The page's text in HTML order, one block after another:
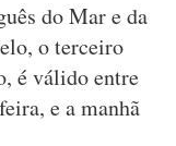
do Mar e da
o terceiro
é válido entre
e a manhã